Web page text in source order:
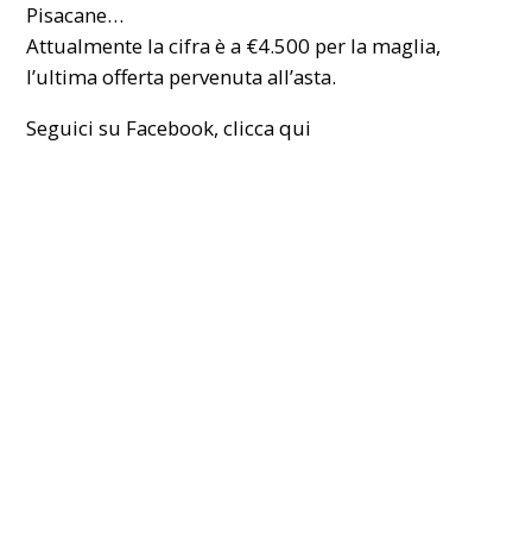
Pisacane…
Attualmente la cifra è a €4.500 per la maglia,
l’ultima offerta pervenuta all’asta.
Seguici su Facebook,clicca qui